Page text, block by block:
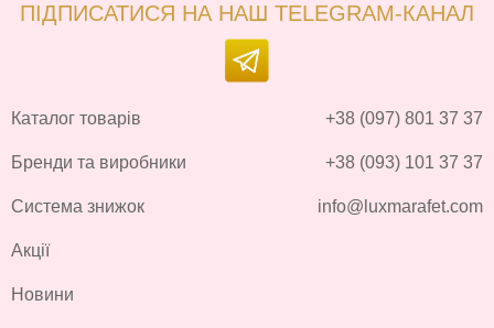
ПІДПИСАТИСЯ НА НАШ TELEGRAM-КАНАЛ
Каталог товарів
Бренди та виробники
Система знижок
Акції
Новини
+38 (097) 801 37 37
+38 (093) 101 37 37
info@luxmarafet.com